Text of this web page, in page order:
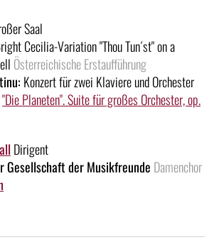
Saal
Cecilia-Variation "Thou Tun´st" on a
Österreichische Erstaufführung
Konzert für zwei Klaviere und Orchester
"Die Planeten". Suite für großes Orchester, op.
Dirigent
Gesellschaft der Musikfreunde Damenchor